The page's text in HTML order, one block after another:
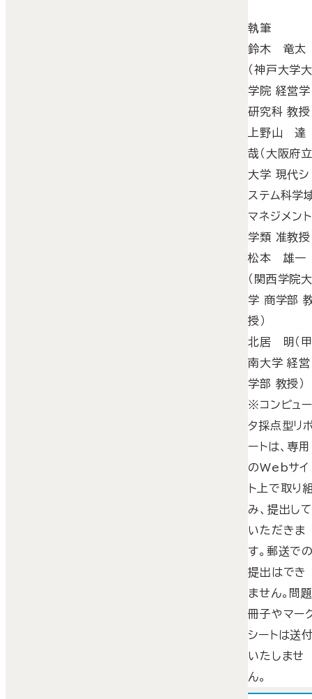
執筆
鈴木 竜太
（神戸大学
学院 経営学
研究科 教授
上野山 達
哉（大阪府
大学 現代シ
ステム科学
マネジメント
学類 准教授
松本 雄一
（関西学院
学 商学部
授）
北居 明（
南大学 経営
学部 教授）
※コンピュ
タ採点型リ
ートは、専用
のWebサイ
ト上で取り
み、提出し
いただきま
す。郵送で
提出はでき
ません。問
冊子やマー
シートは送
いたしませ
ん。